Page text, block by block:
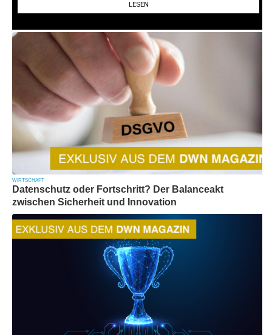
LESEN
WIRTSCHAFT
Datenschutz oder Fortschritt? Der Balanceakt
zwischen Sicherheit und Innovation